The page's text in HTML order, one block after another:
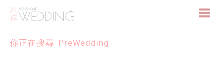
你正在搜尋: PreWedding